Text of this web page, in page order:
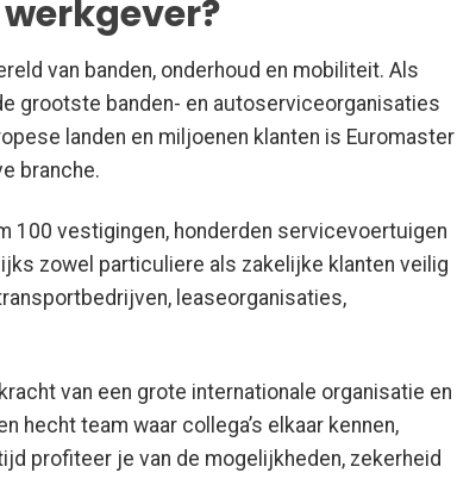
van banden, onderhoud en mobiliteit. Als
grootste banden- en autoserviceorganisaties
landen en miljoenen klanten is Euromaster
branche.
100 vestigingen, honderden servicevoertuigen
zowel particuliere als zakelijke klanten veilig
leaseorganisaties,
van een grote internationale organisatie en
hecht team waar collega’s elkaar kennen,
profiteer je van de mogelijkheden, zekerheid